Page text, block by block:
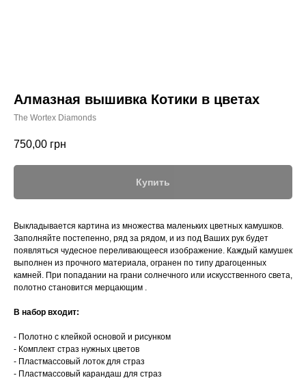
Алмазная вышивка Котики в цветах
The Wortex Diamonds
750,00 грн
Купить
Выкладывается картина из множества маленьких цветных камушков.
Заполняйте постепенно, ряд за рядом, и из под Ваших рук будет
появляться чудесное переливающееся изображение. Каждый камушек
выполнен из прочного материала, огранен по типу драгоценных
камней. При попадании на грани солнечного или искусственного света,
полотно становится мерцающим .
В набор входит:
- Полотно с клейкой основой и рисунком
- Комплект страз нужных цветов
- Пластмассовый лоток для страз
- Пластмассовый карандаш для страз